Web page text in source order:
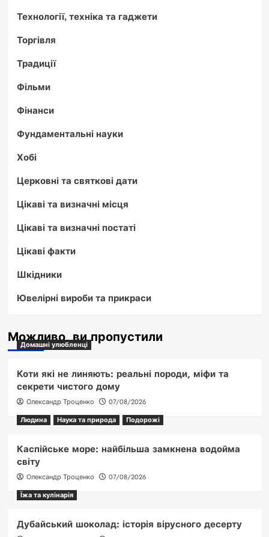
Технології, техніка та гаджети
Торгівля
Традиції
Фільми
Фінанси
Фундаментальні науки
Хобі
Церковні та святкові дати
Цікаві та визначні місця
Цікаві та визначні постаті
Цікаві факти
Шкідники
Ювелірні вироби та прикраси
Можливо, ви пропустили
Домашні улюбленці
Коти які не линяють: реальні породи, міфи та
секрети чистого дому
Олександр Троценко
07/08/2026
Людина
Наука та природа Подорожі
Каспійське море: найбільша замкнена водойма
світу
Олександр Троценко
07/08/2026
Їжа та кулінарія
Дубайський шоколад: історія вірусного десерту